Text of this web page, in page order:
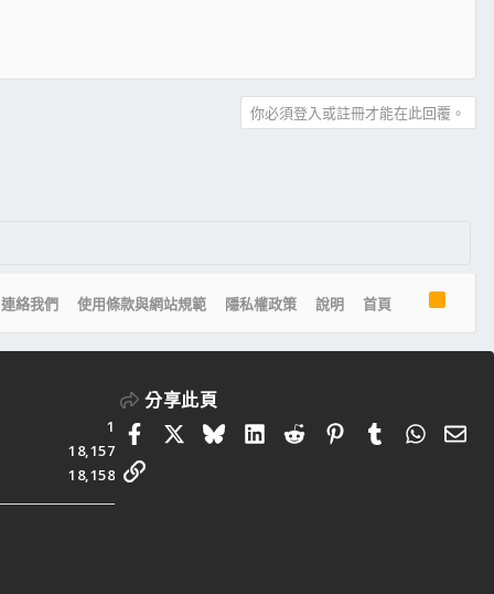
你必須登入或註冊才能在此回覆。
連絡我們 使用條款與網站規範 隱私權政策 說明 首頁
R
S
1
18,157
18,158
分享此頁
FacebookBlueskyLinkedIn
RedditPinterestTumblr 電
連結